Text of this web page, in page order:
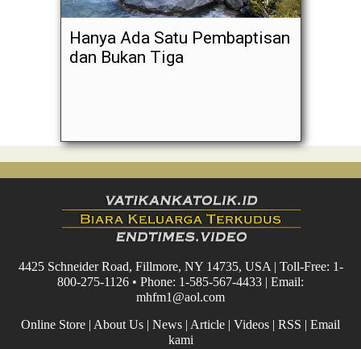
Hanya Ada Satu Pembaptisan
dan Bukan Tiga
4425 Schneider Road, Fillmore, NY 14735, USA | Toll-Free: 1-
800-275-1126 • Phone: 1-585-567-4433 | Email:
mhfm1@aol.com
Online Store | About Us | News | Article | Videos | RSS | Email
kami